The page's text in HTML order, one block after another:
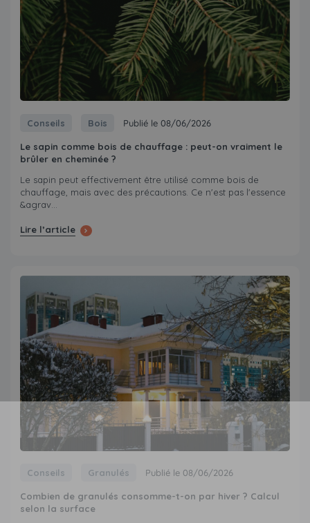
Conseils Bois Publié le 08/06/2026
Le sapin comme bois de chauffage : peut-on vraiment le
brûler en cheminée ?
Le sapin peut effectivement être utilisé comme bois de
chauffage, mais avec des précautions. Ce n'est pas l'essence
&agrav...
Lire l’article
Conseils Granulés Publié le 08/06/2026
Combien de granulés consomme-t-on par hiver ? Calcul
selon la surface